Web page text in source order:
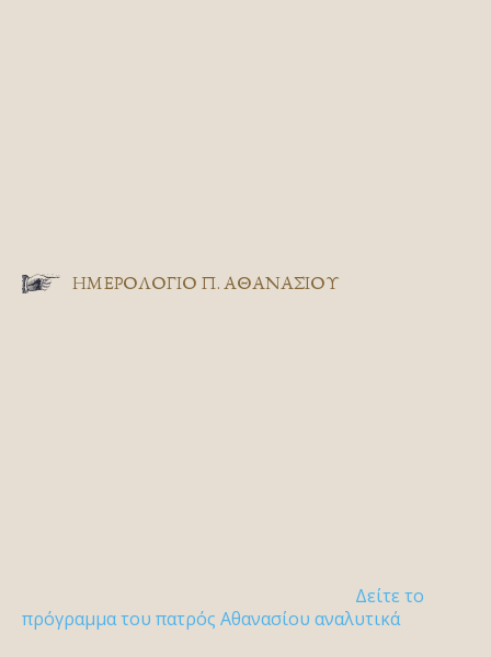
ΗΜΕΡΟΛΟΓΙΟ Π. ΑΘΑΝΑΣΙΟΥ
Δείτε το
πρόγραμμα του πατρός Αθανασίου αναλυτικά